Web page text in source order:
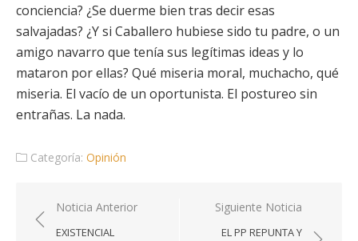
conciencia? ¿Se duerme bien tras decir esas
salvajadas? ¿Y si Caballero hubiese sido tu padre, o un
amigo navarro que tenía sus legítimas ideas y lo
mataron por ellas? Qué miseria moral, muchacho, qué
miseria. El vacío de un oportunista. El postureo sin
entrañas. La nada.
Categoría: Opinión
Navegación
de
Noticia Anterior
EXISTENCIAL
Siguiente Noticia
EL PP REPUNTA Y